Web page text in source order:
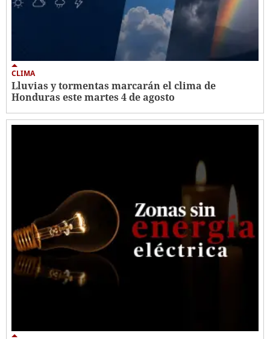
CLIMA
Lluvias y tormentas marcarán el clima de
Honduras este martes 4 de agosto